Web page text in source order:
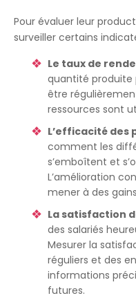
Pour évaluer leur
surveiller certains
Le taux de
quantité produite
être
ressources sont
L’efficacité des
comment les
s’emboîtent et
L’amélioration
mener à des
La satisfaction
des salariés
Mesurer la
réguliers et des
informations
futures.